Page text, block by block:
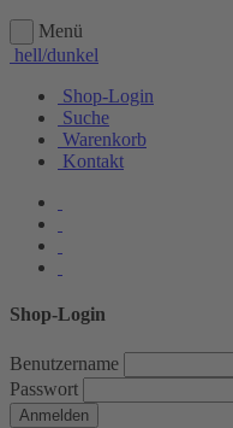
Menü
hell/dunkel
Shop-Login
Suche
Warenkorb
Kontakt
Shop-Login
Benutzername
Passwort
Anmelden